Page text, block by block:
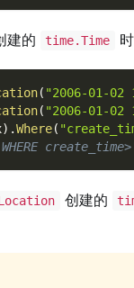
建的 time.Time
( "2006-01-02
( "2006-01-02
) .Where(
创建的